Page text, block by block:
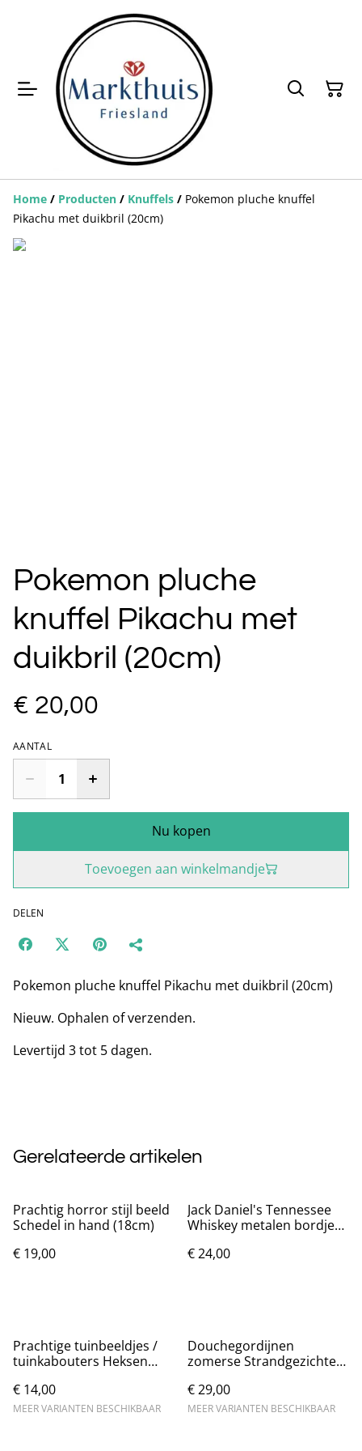
Home / Producten / Knuffels / Pokemon pluche knuffel
Pikachu met duikbril (20cm)
Pokemon pluche
knuffel Pikachu met
duikbril (20cm)
€ 20,00
AANTAL
Nu kopen
Toevoegen aan winkelmandje
DELEN
Pokemon pluche knuffel Pikachu met duikbril (20cm)
Nieuw. Ophalen of verzenden.
Levertijd 3 tot 5 dagen.
Gerelateerde artikelen
Prachtig horror stijl beeld
Schedel in hand (18cm)
€ 19,00
Jack Daniel's Tennessee
Whiskey metalen bordje
€ 24,00
Prachtige tuinbeeldjes /
tuinkabouters Heksen
€ 14,00
MEER VARIANTEN BESCHIKBAAR
Douchegordijnen
zomerse Strandgezichten
€ 29,00
MEER VARIANTEN BESCHIKBAAR